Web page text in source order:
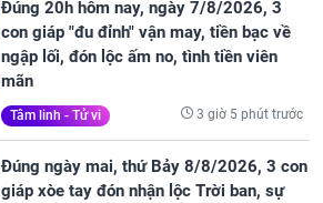
Đúng 20h hôm nay, ngày 7/8/2026, 3
con giáp "đu đỉnh" vận may, tiền bạc về
ngập lối, đón lộc ấm no, tình tiền viên
mãn
Tâm linh - Tử vi 3 giờ 5 phút trước
Đúng ngày mai, thứ Bảy 8/8/2026, 3 con
giáp xòe tay đón nhận lộc Trời ban, sự